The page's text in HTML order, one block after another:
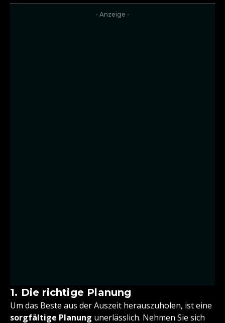
- Anzeige -
1. Die richtige Planung
Um das Beste aus der Auszeit herauszuholen, ist eine
sorgfältige Planung unerlässlich. Nehmen Sie sich